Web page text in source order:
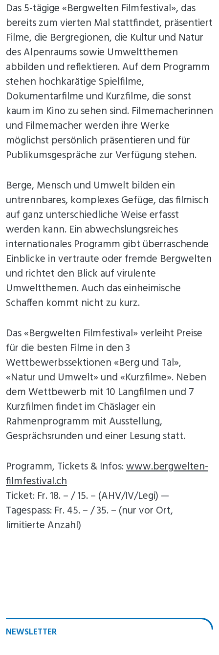
Das 5-tägige «Bergwelten Filmfestival», das
bereits zum vierten Mal stattfindet, präsentiert
Filme, die Bergregionen, die Kultur und Natur
des Alpenraums sowie Umweltthemen
abbilden und reflektieren. Auf dem Programm
stehen hochkarätige Spielfilme,
Dokumentarfilme und Kurzfilme, die sonst
kaum im Kino zu sehen sind. Filmemacherinnen
und Filmemacher werden ihre Werke
möglichst persönlich präsentieren und für
Publikumsgespräche zur Verfügung stehen.
Berge, Mensch und Umwelt bilden ein
untrennbares, komplexes Gefüge, das filmisch
auf ganz unterschiedliche Weise erfasst
werden kann. Ein abwechslungsreiches
internationales Programm gibt überraschende
Einblicke in vertraute oder fremde Bergwelten
und richtet den Blick auf virulente
Umweltthemen. Auch das einheimische
Schaffen kommt nicht zu kurz.
Das «Bergwelten Filmfestival» verleiht Preise
für die besten Filme in den 3
Wettbewerbssektionen «Berg und Tal»,
«Natur und Umwelt» und «Kurzfilme». Neben
dem Wettbewerb mit 10 Langfilmen und 7
Kurzfilmen findet im Chäslager ein
Rahmenprogramm mit Ausstellung,
Gesprächsrunden und einer Lesung statt.
Programm, Tickets & Infos:www.bergwelten-
filmfestival.ch
Ticket: Fr. 18. – / 15. – (AHV/IV/Legi) —
Tagespass: Fr. 45. – / 35. – (nur vor Ort,
limitierte Anzahl)
NEWSLETTER